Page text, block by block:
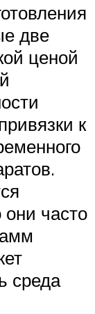
две
ценой
к
часто
среда